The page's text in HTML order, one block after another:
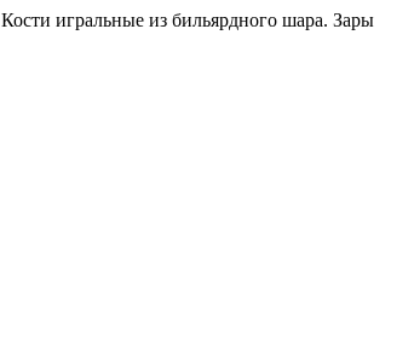
Кости игральные из бильярдного шара. Зары